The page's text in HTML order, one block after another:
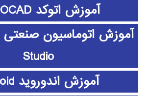
آموزش اتوکد AUTOCAD
Studio
آموزش اندوروید android